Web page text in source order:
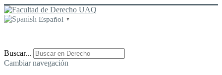
Español ▼
Buscar...
Cambiar navegación